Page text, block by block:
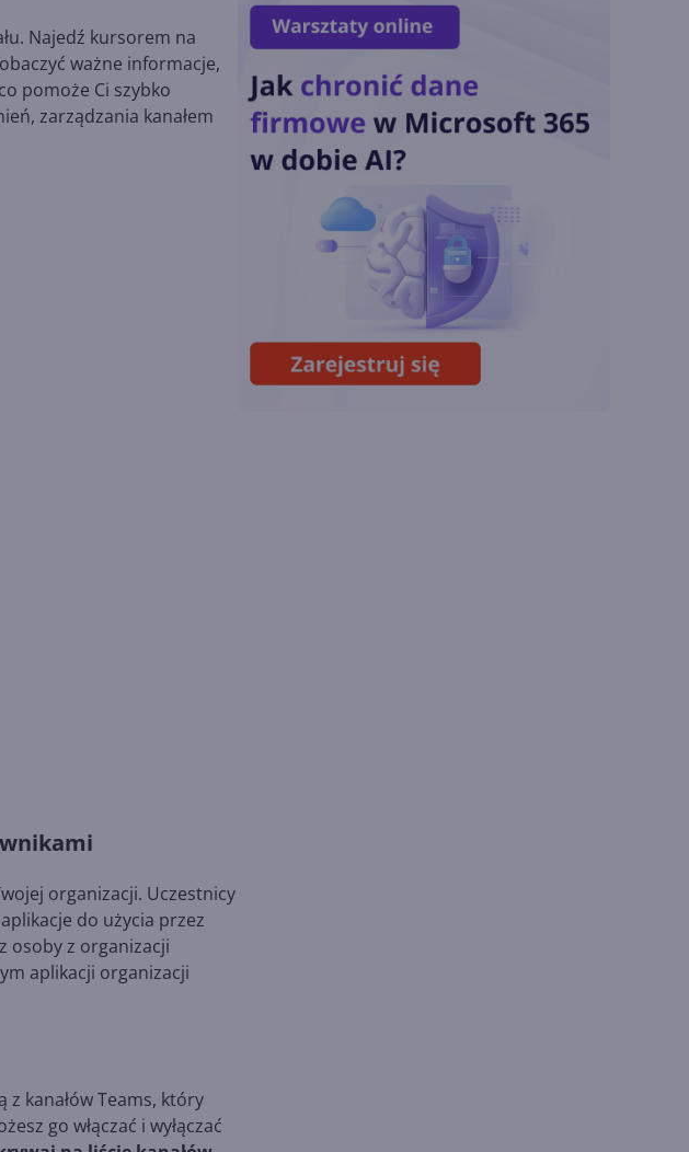
Najedź kursorem na
ważne informacje,
pomoże Ci szybko
zarządzania kanałem
organizacji. Uczestnicy
do użycia przez
osoby z organizacji
aplikacji organizacji
kanałów Teams, który
go włączać i wyłączać
Lista zmian w
Microsoft 365 Copilot.
Podsumowanie lipca
2026
modeli GPT-5.6.
Odpowiedź na presję
Chin
Miliardy z AI i
chmury. Microsoft
ogłasza znakomite
wyniki i